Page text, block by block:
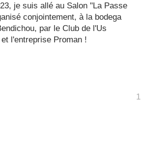
je suis allé au Salon "La Passe
conjointement, à la bodega
par le Club de l'Us
l'entreprise Proman !